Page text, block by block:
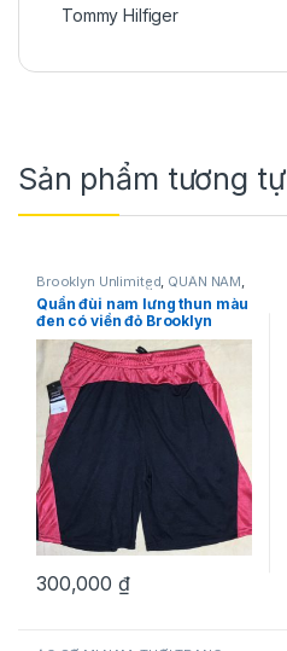
Tommy Hilfiger
Sản phẩm tương tự
Brooklyn Unlimited, QUẦN NAM,
SHORT NAM THỜI TRANG NAM
Quần đùi nam lưng thun màu
đen có viền đỏ Brooklyn
Unlimited size M
300,000 ₫